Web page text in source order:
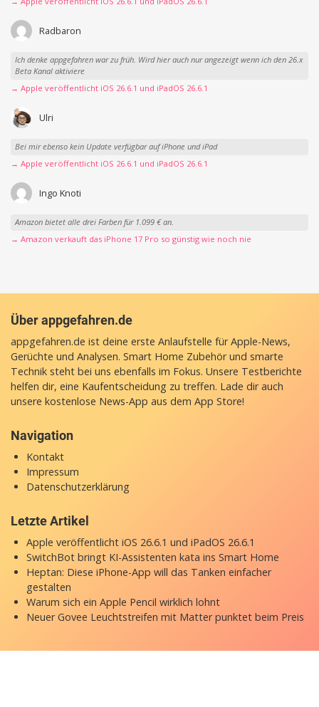
Radbaron
Ich denke appgefahren war zu früh. Wird hier auch nur angezeigt wenn ich den 26.x
Beta Kanal aktiviere
→ Apple veröffentlicht iOS 26.6.1 und iPadOS 26.6.1
Ulri
Bei mir ebenso kein Update verfügbar auf iPhone und iPad
→ Apple veröffentlicht iOS 26.6.1 und iPadOS 26.6.1
Ingo Knoti
Amazon bietet alle drei Farben für 1.099 € an.
→ Amazon verkauft das iPhone 17 Pro so günstig wie noch nie
Über appgefahren.de
appgefahren.de ist deine erste Anlaufstelle für Apple-News,
Gerüchte und Analysen. Smart Home Zubehör und smarte
Technik steht bei uns ebenfalls im Fokus. Unsere Testberichte
helfen dir, eine Kaufentscheidung zu treffen. Lade dir auch
unsere kostenlose News-App aus dem App Store!
Navigation
Kontakt
Impressum
Datenschutzerklärung
Letzte Artikel
Apple veröffentlicht iOS 26.6.1 und iPadOS 26.6.1
SwitchBot bringt KI-Assistenten kata ins Smart Home
Heptan: Diese iPhone-App will das Tanken einfacher
gestalten
Warum sich ein Apple Pencil wirklich lohnt
Neuer Govee Leuchtstreifen mit Matter punktet beim Preis